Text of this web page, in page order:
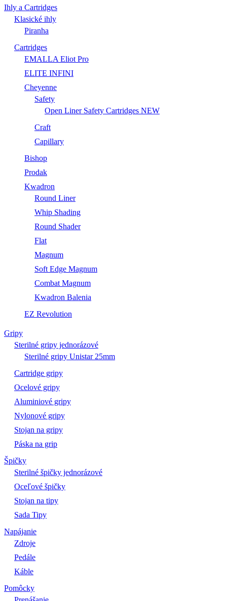
Ihly a Cartridges
Klasické ihly
Piranha
Cartridges
EMALLA Eliot Pro
ELITE INFINI
Cheyenne
Safety
Open Liner Safety Cartridges NEW
Craft
Capillary
Bishop
Prodak
Kwadron
Round Liner
Whip Shading
Round Shader
Flat
Magnum
Soft Edge Magnum
Combat Magnum
Kwadron Balenia
EZ Revolution
Gripy
Sterilné gripy jednorázové
Sterilné gripy Unistar 25mm
Cartridge gripy
Ocelové gripy
Aluminiové gripy
Nylonové gripy
Stojan na gripy
Páska na grip
Špičky
Sterilné špičky jednorázové
Oceľové špičky
Stojan na tipy
Sada Tipy
Napájanie
Zdroje
Pedále
Káble
Pomôcky